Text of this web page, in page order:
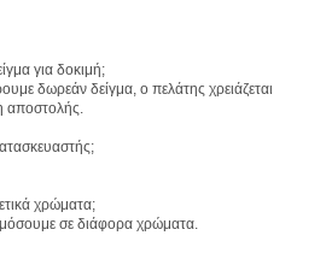
για δοκιμή;
δωρεάν δείγμα, ο πελάτης χρειάζεται
αποστολής.
χρώματα;
σε διάφορα χρώματα.